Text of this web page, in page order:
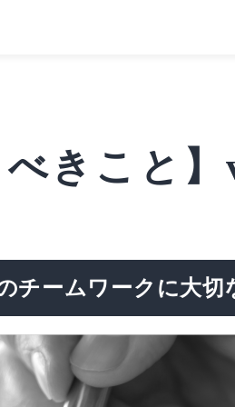
べきこと
チームワークに大切